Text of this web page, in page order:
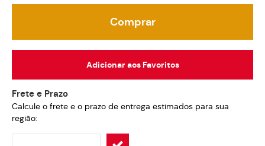
Comprar
Adicionar aos Favoritos
Frete e Prazo
Calcule o frete e o prazo de entrega estimados para sua
região: